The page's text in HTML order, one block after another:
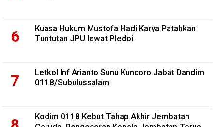
Kuasa Hukum Mustofa Hadi Karya Patahkan
Tuntutan JPU lewat Pledoi
Letkol Inf Arianto Sunu Kuncoro Jabat Dandim
0118/Subulussalam
Kodim 0118 Kebut Tahap Akhir Jembatan